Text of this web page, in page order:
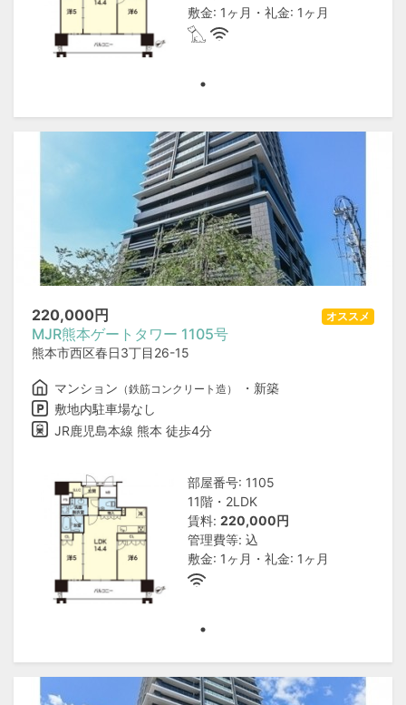
敷金: 1ヶ月・礼金: 1ヶ月
220,000円
MJR熊本ゲートタワー 1105号
熊本市西区春日3丁目26-15
オススメ
マンション （鉄筋コンクリート造）
・新築
敷地内駐車場なし
JR鹿児島本線 熊本 徒歩4分
部屋番号: 1105
11階・2LDK
賃料: 220,000円
管理費等: 込
敷金: 1ヶ月・礼金: 1ヶ月